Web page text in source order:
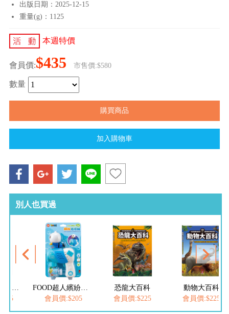
出版日期：2025-12-15
重量(g)：1125
本週特價
會員價:$435 市售價:$580
數量
別人也買過
恐龍大百科
會員價:$225
動物大百科
會員價:$225
會員價:$252